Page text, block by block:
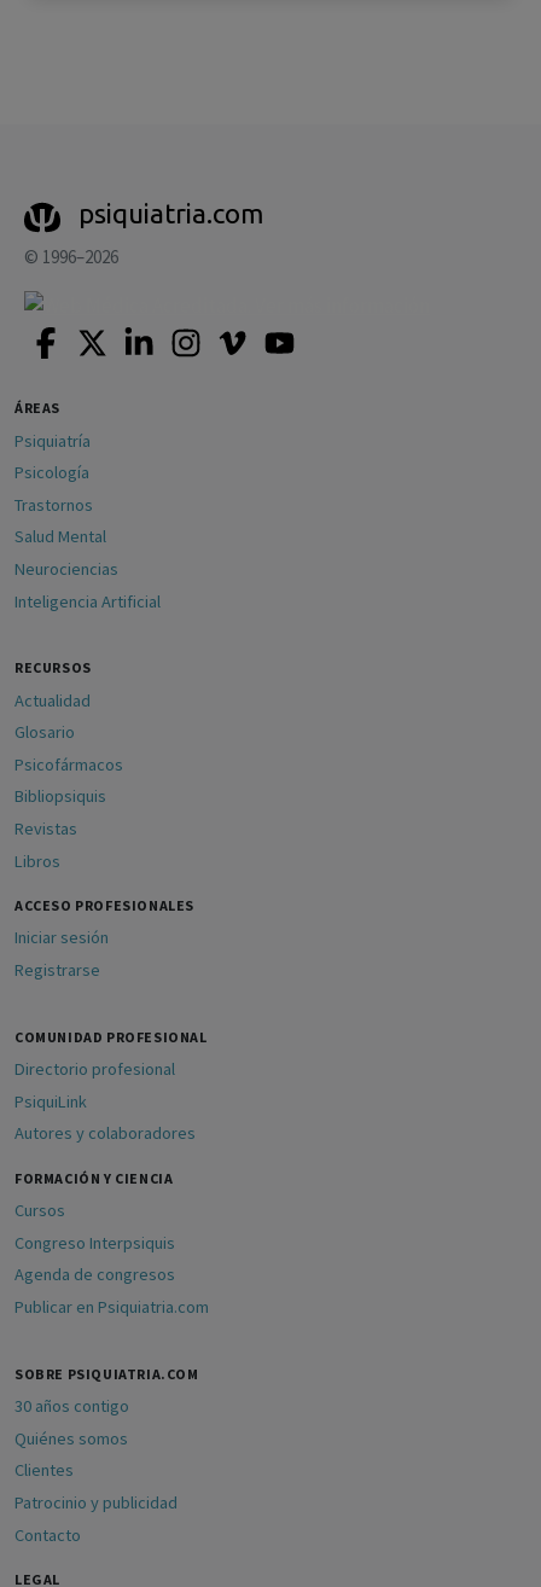
psiquiatria.com
© 1996–2026
ÁREAS
Psiquiatría
Psicología
Trastornos
Salud Mental
Neurociencias
Inteligencia Artificial
RECURSOS
Actualidad
Glosario
Psicofármacos
Bibliopsiquis
Revistas
Libros
ACCESO PROFESIONALES
Iniciar sesión
Registrarse
COMUNIDAD PROFESIONAL
Directorio profesional
PsiquiLink
Autores y colaboradores
FORMACIÓN Y CIENCIA
Cursos
Congreso Interpsiquis
Agenda de congresos
Publicar en Psiquiatria.com
SOBRE PSIQUIATRIA.COM
30 años contigo
Quiénes somos
Clientes
Patrocinio y publicidad
Contacto
LEGAL